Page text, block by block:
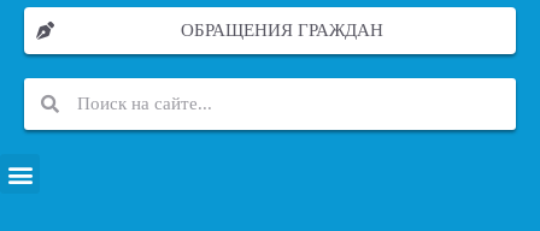
ОБРАЩЕНИЯ ГРАЖДАН